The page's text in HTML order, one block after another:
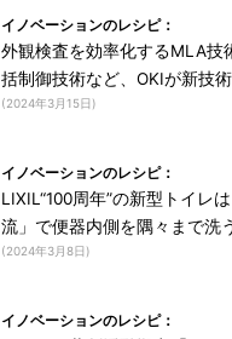
イノベーションのレシピ：
外観検査を効率化するMLA技
括制御技術など、OKIが新技
(2024年3月15日)
イノベーションのレシピ：
LIXIL“100周年”の新型トイレ
流」で便器内側を隅々まで洗
(2024年3月8日)
イノベーションのレシピ：